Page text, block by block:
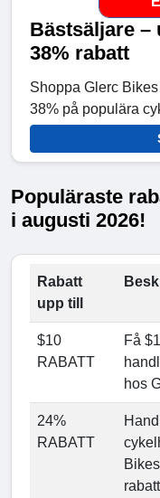
Bästsäljare –
38% rabatt
Shoppa Glerc
38% på populära
Populäraste
i augusti 2026!
Rabatt
upp till
$10
RABATT
Få
hos
24%
RABATT